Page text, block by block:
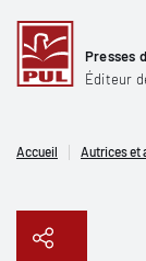
Presses
Éditeur
Accueil Autrices et